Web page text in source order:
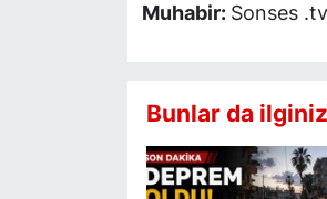
Muhabir: Sonses .tv
Bunlar da